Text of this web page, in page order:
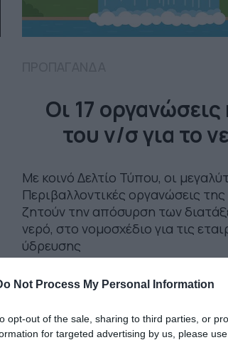
Not Process My Personal Information
opt-out of the sale, sharing to third parties, or
for targeted advertising by us, please
Οι 17 οργανώσεις
του ν/σ για το
Με κοινό Δελτίο Τύπου, οι
Περιβαλλοντικές οργανώσεις
ζητούν την απόσυρση των
νερό, στο νομοσχέδιο για τις
ύδρευσης
31 Ιουλίου 2026